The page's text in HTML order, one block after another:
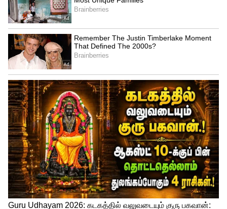
ராஜ்யசபா தேர்தல்: பாஜகவில் நேற்று
இணைந்த அசோக் சவானுக்கு வாய்ப்பு!
ஆந்திராவை சேர்ந்த ரேணுகா சவுத்ரி,